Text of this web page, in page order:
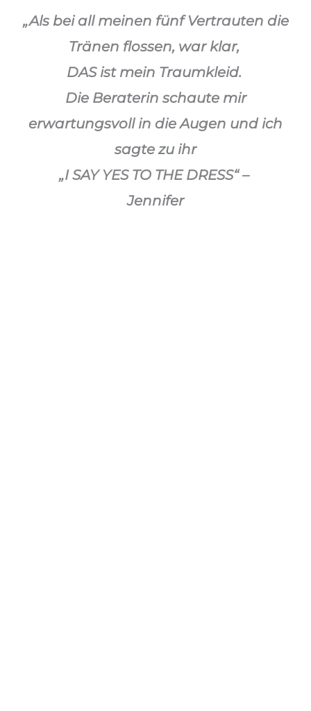
„Als bei all meinen fünf Vertrauten die
Tränen flossen, war klar,
DAS ist mein Traumkleid.
Die Beraterin schaute mir
erwartungsvoll in die Augen und ich
sagte zu ihr
„I SAY YES TO THE DRESS“ –
Jennifer